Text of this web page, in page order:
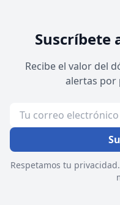
Suscríbete
Recibe el valor del
alertas por
Respetamos tu